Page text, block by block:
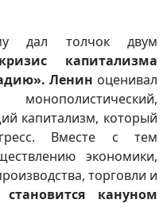
дал толчок двум
капитализма
Ленин оценивал
капитализм, который
Вместе с тем
экономики,
торговли и
кануном